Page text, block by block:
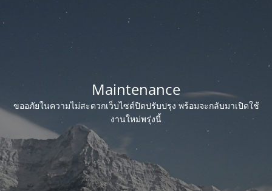
Maintenance
ขออภัยในความไม่สะดวกเว็บไซต์ปิดปรับปรุง พร้อมจะกลับมาเปิดใช้
งานใหม่พรุ่งนี้